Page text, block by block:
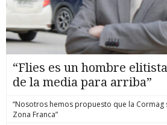
“Flies es un hombre
de la media para arriba”
“Nosotros hemos propuesto que la
Zona Franca”